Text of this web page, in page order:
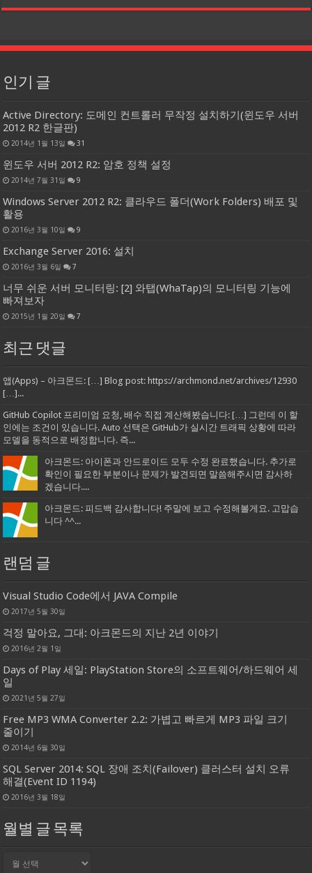
인기 글
Active Directory: 도메인 컨트롤러 무작정 설치하기(윈도우 서버
2012 R2 한글판)
2014년 1월 13일 31
윈도우 서버 2012 R2: 암호 정책 설정
2014년 7월 31일 9
Windows Server 2012 R2: 클라우드 폴더(Work Folders) 배포 및
활용
2016년 3월 10일 9
Exchange Server 2016: 설치
2016년 3월 6일 7
너무 쉬운 서버 모니터링: [2] 와탭(WhaTap)의 모니터링 기능에
빠져보자
2015년 1월 20일 7
최근 댓글
앱(Apps) – 아크몬드: […] Blog post: https://archmond.net/archives/12930
[…]...
GitHub Copilot 프리미엄 요청, 배수 직접 계산해봤습니다: […] 그런데 이 할
인에는 조건이 있습니다. Auto 선택은 GitHub가 실시간 트래픽 상황에 따라
모델을 동적으로 배정합니다. 즉...
아크몬드: 아이폰과 안드로이드 모두 수정 완료했습니다. 추가로
확인이 필요한 부분이나 문제가 발견되면 말씀해주시면 감사하
겠습니다....
아크몬드: 피드백 감사합니다! 주말에 보고 수정해볼게요. 고맙습
니다 ^^...
랜덤 글
Visual Studio Code에서 JAVA Compile
2017년 5월 30일
걱정 말아요, 그대: 아크몬드의 지난 2년 이야기
2016년 2월 1일
Days of Play 세일: PlayStation Store의 소프트웨어/하드웨어 세
일
2021년 5월 27일
Free MP3 WMA Converter 2.2: 가볍고 빠르게 MP3 파일 크기
줄이기
2014년 6월 30일
SQL Server 2014: SQL 장애 조치(Failover) 클러스터 설치 오류
해결(Event ID 1194)
2016년 3월 18일
월별 글 목록